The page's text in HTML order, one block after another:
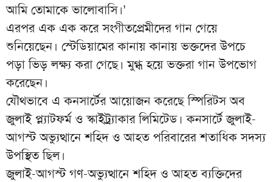
আমি তোমাকে ভালোবাসি।’
এরপর এক এক করে সংগীতপ্রেমীদের গান গেয়ে
শুনিয়েছেন। স্টেডিয়ামের কানায় কানায় ভক্তদের উপচে
পড়া ভিড় লক্ষ্য করা গেছে। মুগ্ধ হয়ে ভক্তরা গান উপভোগ
করেছেন।
যৌথভাবে এ কনসার্টের আয়োজন করেছে স্পিরিটস অব
জুলাই প্ল্যাটফর্ম ও স্কাইট্র্যাকার লিমিটেড। কনসার্টে জুলাই-
আগস্ট অভ্যুত্থানে শহিদ ও আহত পরিবারের শতাধিক সদস্য
উপস্থিত ছিল।
জুলাই-আগস্ট গণ-অভ্যুত্থানে শহিদ ও আহত ব্যক্তিদের